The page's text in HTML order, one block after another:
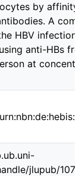
by
A
HBV infection
anti-HBs
at
jlupub/